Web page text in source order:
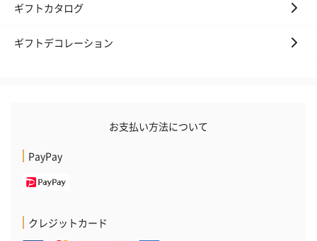
ギフトカタログ
ギフトデコレーション
お支払い方法について
PayPay
クレジットカード